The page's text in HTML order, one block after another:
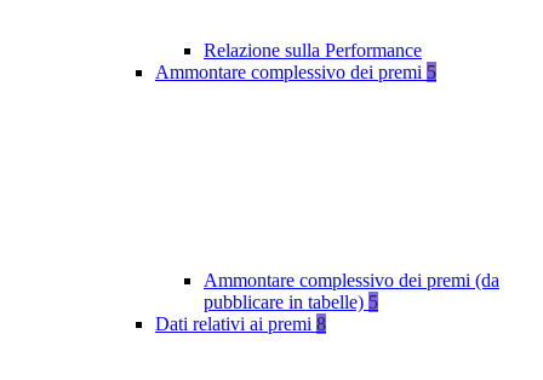
Relazione sulla Performance
Ammontare complessivo dei premi 5
Ammontare complessivo dei premi (da
pubblicare in tabelle) 5
Dati relativi ai premi 8